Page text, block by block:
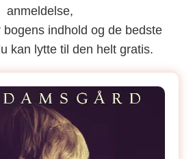
anmeldelse,
indhold og de bedste
kan lytte til den helt gratis.